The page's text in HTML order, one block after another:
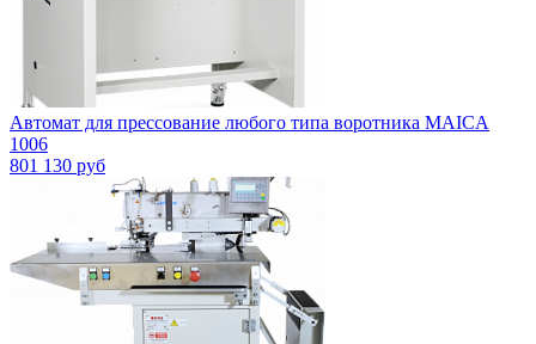
Автомат для прессование любого типа воротника MAICA
1006
801 130 руб